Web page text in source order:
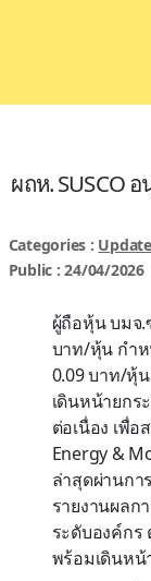
ผถห. SUSCO
Categories :
Public : 24/04/2026
ผู้ถือหุ้น บมจ.
บาท/หุ้น กำห
0.09 บาท/หุ้
เดินหน้ายกร
ต่อเนื่อง เพื่อ
Energy &
ล่าสุดผ่านก
รายงานผลก
ระดับองค์กร
พร้อมเดินหน้